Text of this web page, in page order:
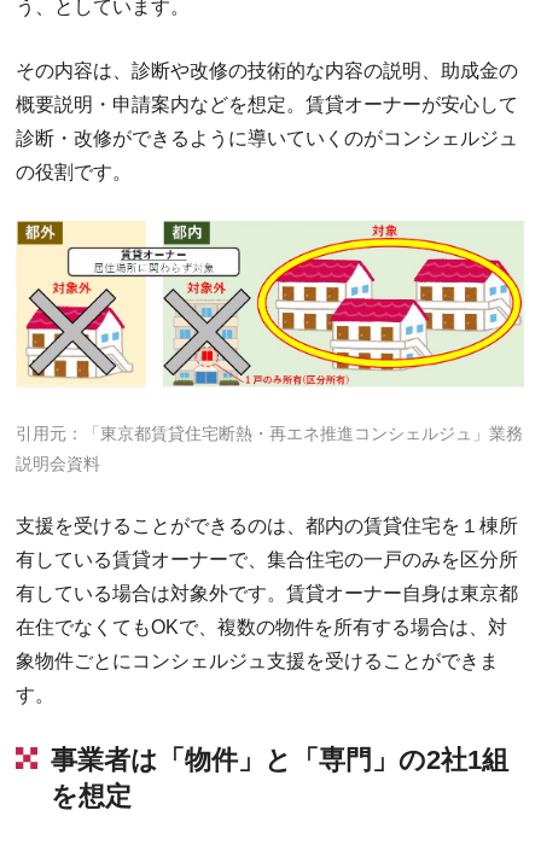
う、としています。
その内容は、診断や改修の技術的な内容の説明、助成金の
概要説明・申請案内などを想定。賃貸オーナーが安心して
診断・改修ができるように導いていくのがコンシェルジュ
の役割です。
引用元：「東京都賃貸住宅断熱・再エネ推進コンシェルジュ」業務
説明会資料
支援を受けることができるのは、都内の賃貸住宅を１棟所
有している賃貸オーナーで、集合住宅の一戸のみを区分所
有している場合は対象外です。賃貸オーナー自身は東京都
在住でなくてもOKで、複数の物件を所有する場合は、対
象物件ごとにコンシェルジュ支援を受けることができま
す。
事業者は「物件」と「専門」の2社1組
を想定